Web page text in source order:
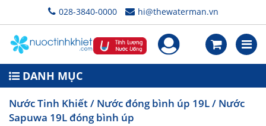
028-3840-0000 hi@thewaterman.vn
DANH MỤC
Nước Tinh Khiết/ Nước đóng bình úp 19L/ Nước
Sapuwa 19L đóng bình úp